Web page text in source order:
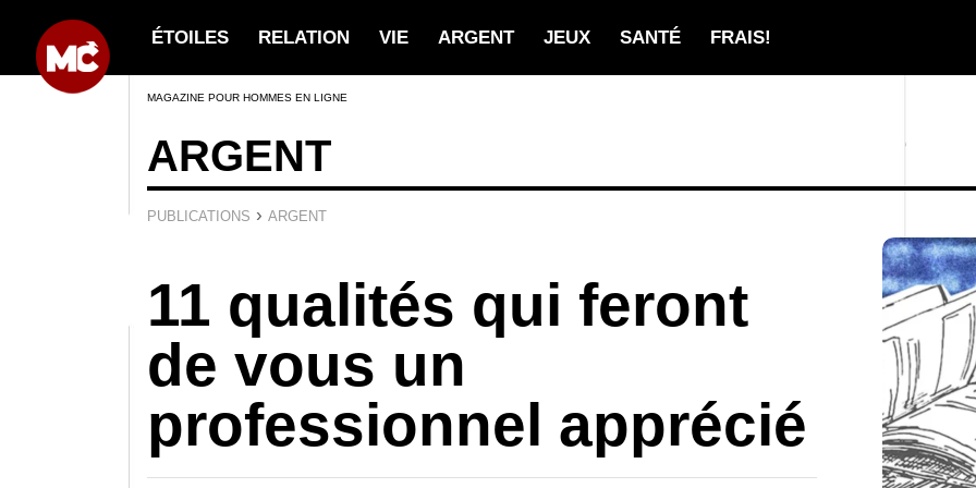
ÉTOILES RELATION VIE ARGENT JEUX SANTÉ FRAIS!
MAGAZINE POUR HOMMES EN LIGNE
ARGENT
PUBLICATIONS › ARGENT
11 qualités qui feront
de vous un
professionnel apprécié